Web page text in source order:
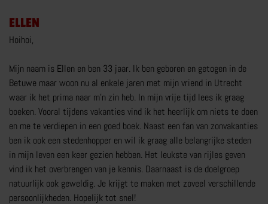
ELLEN
Hoihoi,
Mijn naam is Ellen en ben 33 jaar. Ik ben geboren en getogen in de
Betuwe maar woon nu al enkele jaren met mijn vriend in Utrecht
waar ik het prima naar m’n zin heb. In mijn vrije tijd lees ik graag
boeken. Vooral tijdens vakanties vind ik het heerlijk om niets te doen
en me te verdiepen in een goed boek. Naast een fan van zonvakanties
ben ik ook een stedenhopper en wil ik graag alle belangrijke steden
in mijn leven een keer gezien hebben. Het leukste van rijles geven
vind ik het overbrengen van je kennis. Daarnaast is de doelgroep
natuurlijk ook geweldig. Je krijgt te maken met zoveel verschillende
persoonlijkheden. Hopelijk tot snel!
E-BESTELAUTO RIJVAARDIGHEIDSTRAINING
VOORGEZETTE RIJOPLEIDING MOTOR VRO
E-BIKE TRAINING
MEER RIJTRAININGEN